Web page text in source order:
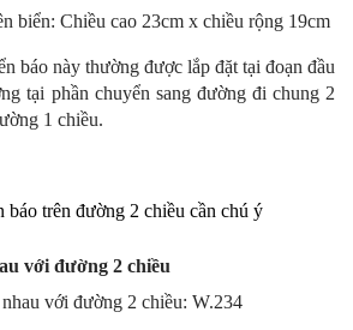
biển: Chiều cao 23cm x chiều rộng 19cm
báo này thường được lắp đặt tại đoạn đầu
tại phần chuyển sang đường đi chung 2
1 chiều.
báo trên đường 2 chiều cần chú ý
với đường 2 chiều
với đường 2 chiều: W.234